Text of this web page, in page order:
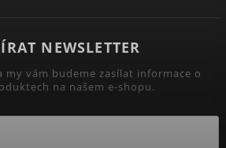
NEWSLETTER
my vám budeme zasílat informace o
na našem e-shopu.